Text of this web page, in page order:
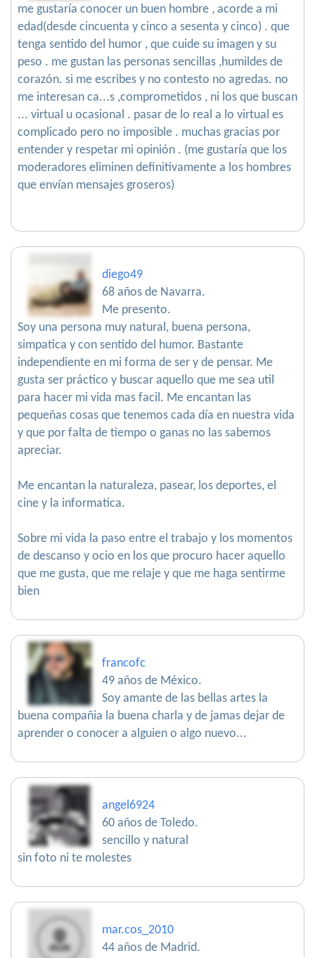
me gustaría conocer un buen hombre , acorde a mi
edad(desde cincuenta y cinco a sesenta y cinco) . que
tenga sentido del humor , que cuide su imagen y su
peso . me gustan las personas sencillas ,humildes de
corazón. si me escribes y no contesto no agredas. no
me interesan ca...s ,comprometidos , ni los que buscan
... virtual u ocasional . pasar de lo real a lo virtual es
complicado pero no imposible . muchas gracias por
entender y respetar mi opinión . (me gustaría que los
moderadores eliminen definitivamente a los hombres
que envían mensajes groseros)
diego49
68 años de Navarra.
Me presento.
Soy una persona muy natural, buena persona,
simpatica y con sentido del humor. Bastante
independiente en mi forma de ser y de pensar. Me
gusta ser práctico y buscar aquello que me sea util
para hacer mi vida mas facil. Me encantan las
pequeñas cosas que tenemos cada día en nuestra vida
y que por falta de tiempo o ganas no las sabemos
apreciar.
Me encantan la naturaleza, pasear, los deportes, el
cine y la informatica.
Sobre mi vida la paso entre el trabajo y los momentos
de descanso y ocio en los que procuro hacer aquello
que me gusta, que me relaje y que me haga sentirme
bien
francofc
49 años de México.
Soy amante de las bellas artes la
buena compañia la buena charla y de jamas dejar de
aprender o conocer a alguien o algo nuevo...
angel6924
60 años de Toledo.
sencillo y natural
sin foto ni te molestes
mar.cos_2010
44 años de Madrid.